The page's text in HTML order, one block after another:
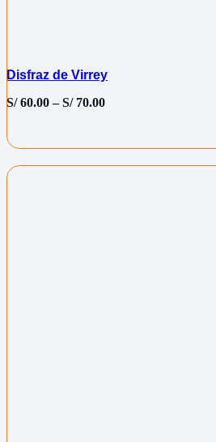
Disfraz de Virrey
S/60.00–S/70.00